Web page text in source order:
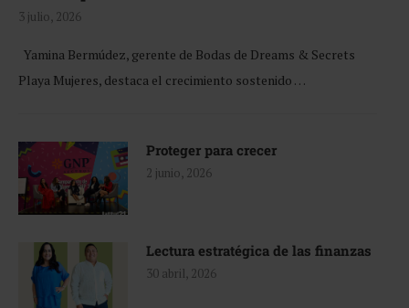
3 julio, 2026
Yamina Bermúdez, gerente de Bodas de Dreams & Secrets
Playa Mujeres, destaca el crecimiento sostenido …
Proteger para crecer
2 junio, 2026
Lectura estratégica de las finanzas
30 abril, 2026